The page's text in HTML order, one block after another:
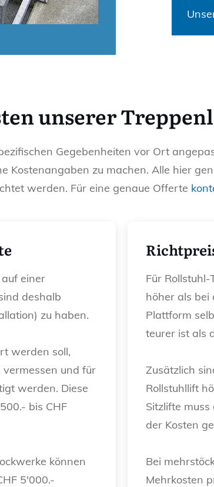
unserer
Gegebenheiten vor Ort
Kostenangaben zu machen. Alle hier
werden. Für eine genaue Offerte
einer
deshalb
zu haben.
werden soll,
und für
werden. Diese
bis CHF
können
5'000.-
Für
höher als bei
Plattform
teurer ist als
Zusätzlich
Rollstuhllift
Sitzlifte
der Kosten
Bei
Mehrkosten